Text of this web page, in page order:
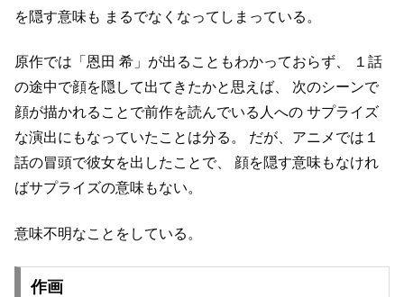
を隠す意味も まるでなくなってしまっている。
原作では「恩田 希」が出ることもわかっておらず、
１話
の途中で顔を隠して出てきたかと思えば、
次のシーンで
顔が描かれることで前作を読んでいる人への サプライズ
な演出にもなっていたことは分る。
だが、アニメでは１
話の冒頭で彼女を出したことで、
顔を隠す意味もなけれ
ばサプライズの意味もない。
意味不明なことをしている。
作画